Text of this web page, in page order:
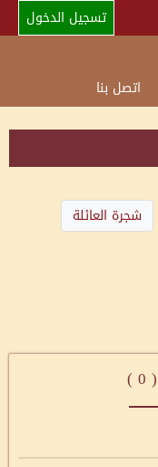
تسجيل الدخول
اتصل بنا
شجرة العائلة
0
)